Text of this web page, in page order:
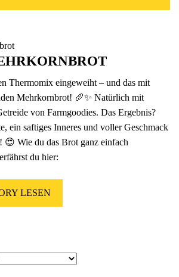
Thermomix eingeweiht – und das mit
Mehrkornbrot! 🥖✨ Natürlich mit
von Farmgoodies. Das Ergebnis?
ein saftiges Inneres und voller Geschmack
😍 Wie du das Brot ganz einfach
du hier:
LESEN